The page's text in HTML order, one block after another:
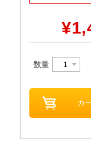
数量